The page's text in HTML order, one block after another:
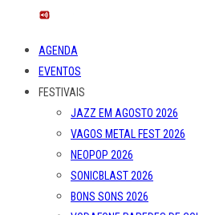
AGENDA
EVENTOS
FESTIVAIS
JAZZ EM AGOSTO 2026
VAGOS METAL FEST 2026
NEOPOP 2026
SONICBLAST 2026
BONS SONS 2026